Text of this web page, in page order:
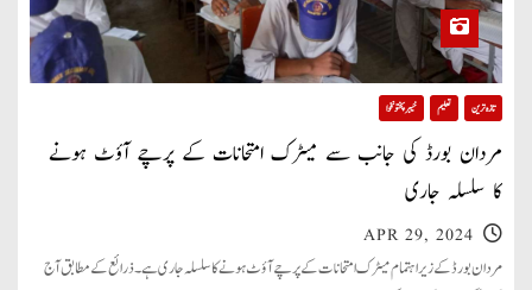
تازہ ترین تعلیم خیبر پختونخوا
مردان بورڈ کی جانب سے میٹرک امتحانات کے پرچے آؤٹ ہونے
کا سلسلہ جاری
APR 29, 2024
مردان بورڈ کے زیر اہتمام میٹرک امتحانات کے پرچے آؤٹ ہونے کا سلسلہ جاری ہے۔ ذرائع کے مطابق آج